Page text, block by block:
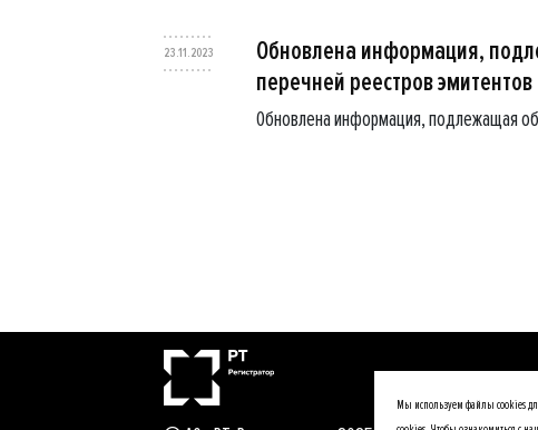
23.11.2023
Обновлена информация,
перечней реестров эмитентов
Обновлена информация, подлежащая
Мы используем файлы cookies